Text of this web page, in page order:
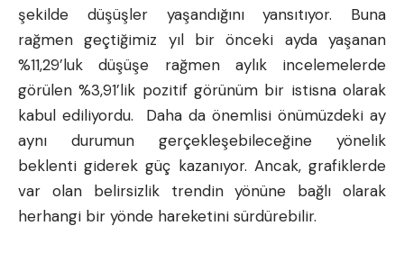
şekilde düşüşler yaşandığını yansıtıyor. Buna
rağmen geçtiğimiz yıl bir önceki ayda yaşanan
%11,29’luk düşüşe rağmen aylık incelemelerde
görülen %3,91’lik pozitif görünüm bir istisna olarak
kabul ediliyordu. Daha da önemlisi önümüzdeki ay
aynı durumun gerçekleşebileceğine yönelik
beklenti giderek güç kazanıyor. Ancak, grafiklerde
var olan belirsizlik trendin yönüne bağlı olarak
herhangi bir yönde hareketini sürdürebilir.